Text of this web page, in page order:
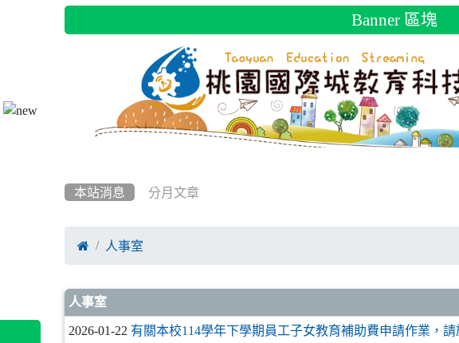
Banner 區塊
本站消息 分月文章
 人事室
文章列表
人事室
2026-01-22 有關本校114學年下學期員工子女教育補助費申請作業，